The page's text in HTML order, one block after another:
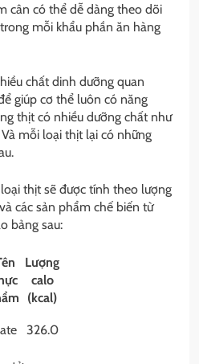
cân có thể dễ dàng theo dõi
mỗi khẩu phần ăn hàng
chất dinh dưỡng quan
giúp cơ thể luôn có năng
thịt có nhiều dưỡng chất như
mỗi loại thịt lại có những
thịt sẽ được tính theo lượng
các sản phẩm chế biến từ
bảng sau:
Lượng
calo
(kcal)
326.0